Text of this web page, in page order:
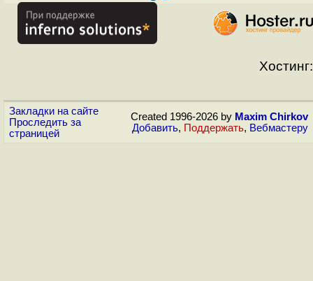
Хостинг:
Закладки на сайте
Проследить за
страницей
Created 1996-2026 by Maxim Chirkov
Добавить, Поддержать, Вебмастеру